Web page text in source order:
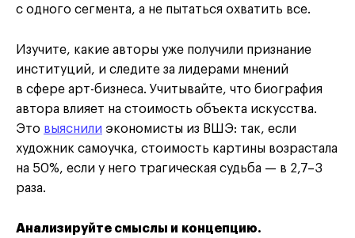
с одного сегмента, а не пытаться охватить все.
Изучите, какие авторы уже получили признание
институций, и следите за лидерами мнений
в сфере арт-бизнеса. Учитывайте, что биография
автора влияет на стоимость объекта искусства.
Это выяснили экономисты из ВШЭ: так, если
художник самоучка, стоимость картины возрастала
на 50%, если у него трагическая судьба — в 2,7–3
раза.
Анализируйте смыслы и концепцию.